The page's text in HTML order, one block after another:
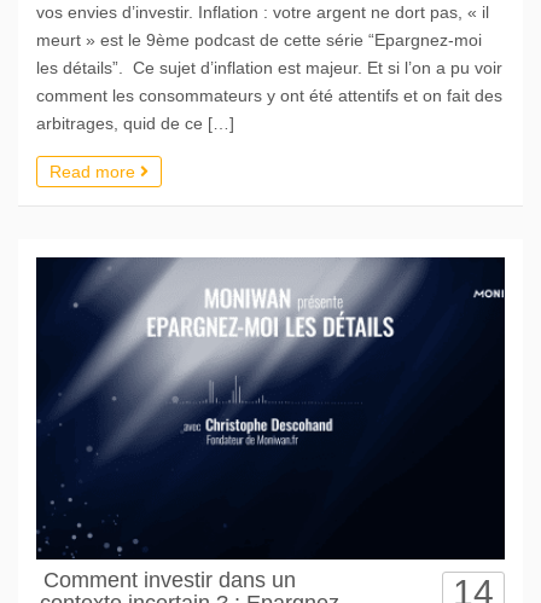
vos envies d’investir. Inflation : votre argent ne dort pas, « il
meurt » est le 9ème podcast de cette série “Epargnez-moi
les détails”. Ce sujet d’inflation est majeur. Et si l’on a pu voir
comment les consommateurs y ont été attentifs et on fait des
arbitrages, quid de ce […]
Read more
Comment investir dans un
14